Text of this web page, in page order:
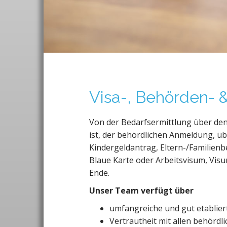
Visa-, Behörden-
Von der Bedarfsermittlung über
ist, der behördlichen Anmeldung,
Kindergeldantrag, Eltern-/
Blaue Karte oder Arbeitsvisum,
Ende.
Unser Team verfügt über
umfangreiche und gut
Vertrautheit mit allen